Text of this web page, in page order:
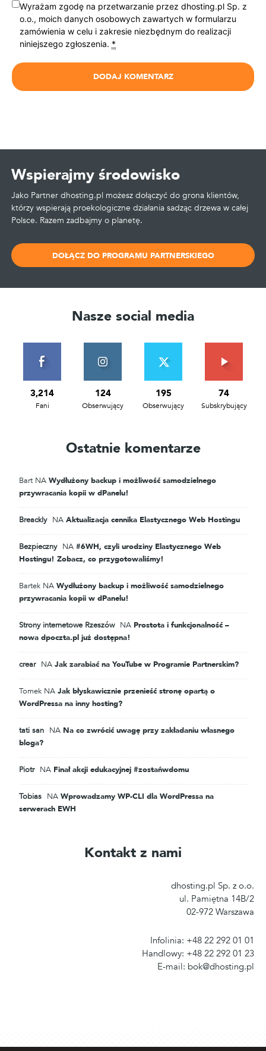
Wyrażam zgodę na przetwarzanie przez dhosting.pl Sp. z
o.o., moich danych osobowych zawartych w formularzu
zamówienia w celu i zakresie niezbędnym do realizacji
niniejszego zgłoszenia. *
Wspierajmy środowisko
Jako Partner dhosting.pl możesz dołączyć do grona klientów,
którzy wspierają proekologiczne działania sadząc drzewa w całej
Polsce. Razem zadbajmy o planetę.
DOŁĄCZ DO PROGRAMU PARTNERSKIEGO
Nasze social media
3,214
Fani
124
Obserwujący
195
Obserwujący
74
Subskrybujący
Ostatnie komentarze
Bart NA Wydłużony backup i możliwość samodzielnego
przywracania kopii w dPanelu!
Breackly NA Aktualizacja cennika Elastycznego Web Hostingu
Bezpieczny NA #6WH, czyli urodziny Elastycznego Web
Hostingu! Zobacz, co przygotowaliśmy!
Bartek NA Wydłużony backup i możliwość samodzielnego
przywracania kopii w dPanelu!
Strony internetowe Rzeszów NA Prostota i funkcjonalność –
nowa dpoczta.pl już dostępna!
crear NA Jak zarabiać na YouTube w Programie Partnerskim?
Tomek NA Jak błyskawicznie przenieść stronę opartą o
WordPressa na inny hosting?
tati san NA Na co zwrócić uwagę przy zakładaniu własnego
bloga?
Piotr NA Finał akcji edukacyjnej #zostańwdomu
Tobias NA Wprowadzamy WP-CLI dla WordPressa na
serwerach EWH
Kontakt z nami
dhosting.pl Sp. z o.o.
ul. Pamiętna 14B/2
02-972 Warszawa
Infolinia: +48 22 292 01 01
Handlowy: +48 22 292 01 23
E-mail: bok@dhosting.pl